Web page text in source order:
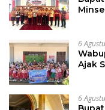
6
Ajak
6